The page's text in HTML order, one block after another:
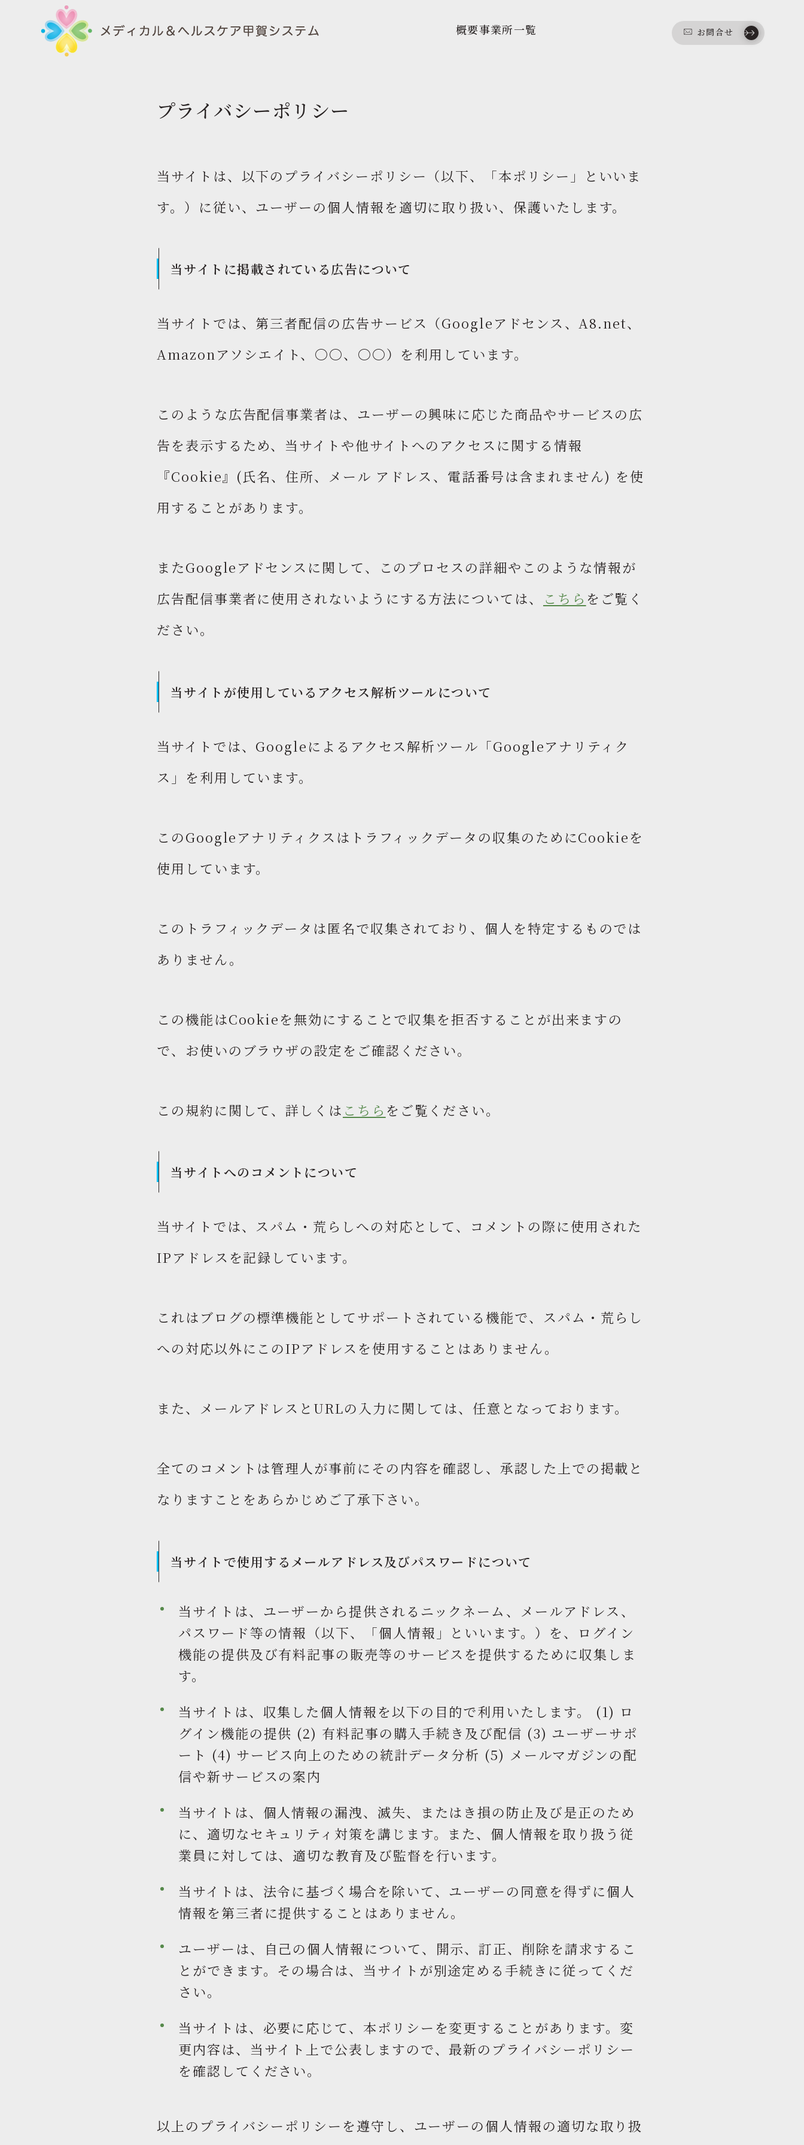
概要事業所一覧 お問合せ
プライバシーポリシー
当サイトは、以下のプライバシーポリシー（以下、「本ポリシー」といいま
す。）に従い、ユーザーの個人情報を適切に取り扱い、保護いたします。
当サイトに掲載されている広告について
当サイトでは、第三者配信の広告サービス（Googleアドセンス、A8.net、
Amazonアソシエイト、〇〇、〇〇）を利用しています。
このような広告配信事業者は、ユーザーの興味に応じた商品やサービスの広
告を表示するため、当サイトや他サイトへのアクセスに関する情報
『Cookie』(氏名、住所、メール アドレス、電話番号は含まれません) を使
用することがあります。
またGoogleアドセンスに関して、このプロセスの詳細やこのような情報が
広告配信事業者に使用されないようにする方法については、
こちら をご覧く
ださい。
当サイトが使用しているアクセス解析ツールについて
当サイトでは、Googleによるアクセス解析ツール「Googleアナリティク
ス」を利用しています。
このGoogleアナリティクスはトラフィックデータの収集のためにCookieを
使用しています。
このトラフィックデータは匿名で収集されており、個人を特定するものでは
ありません。
この機能はCookieを無効にすることで収集を拒否することが出来ますの
で、お使いのブラウザの設定をご確認ください。
この規約に関して、詳しくは こちら をご覧ください。
当サイトへのコメントについて
当サイトでは、スパム・荒らしへの対応として、コメントの際に使用された
IPアドレスを記録しています。
これはブログの標準機能としてサポートされている機能で、スパム・荒らし
への対応以外にこのIPアドレスを使用することはありません。
また、メールアドレスとURLの入力に関しては、任意となっております。
全てのコメントは管理人が事前にその内容を確認し、承認した上での掲載と
なりますことをあらかじめご了承下さい。
当サイトで使用するメールアドレス及びパスワードについて
当サイトは、ユーザーから提供されるニックネーム、メールアドレス、
パスワード等の情報（以下、「個人情報」といいます。）を、ログイン
機能の提供及び有料記事の販売等のサービスを提供するために収集しま
す。
当サイトは、収集した個人情報を以下の目的で利用いたします。 (1) ロ
グイン機能の提供 (2) 有料記事の購入手続き及び配信 (3) ユーザーサポ
ート (4) サービス向上のための統計データ分析 (5) メールマガジンの配
信や新サービスの案内
当サイトは、個人情報の漏洩、滅失、またはき損の防止及び是正のため
に、適切なセキュリティ対策を講じます。また、個人情報を取り扱う従
業員に対しては、適切な教育及び監督を行います。
当サイトは、法令に基づく場合を除いて、ユーザーの同意を得ずに個人
情報を第三者に提供することはありません。
ユーザーは、自己の個人情報について、開示、訂正、削除を請求するこ
とができます。その場合は、当サイトが別途定める手続きに従ってくだ
さい。
当サイトは、必要に応じて、本ポリシーを変更することがあります。変
更内容は、当サイト上で公表しますので、最新のプライバシーポリシー
を確認してください。
以上のプライバシーポリシーを遵守し、ユーザーの個人情報の適切な取り扱